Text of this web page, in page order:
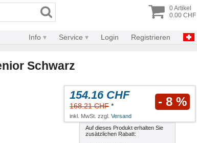
0 Artikel
0.00 CHF
Info Service Login Registrieren
Schwarz
154.16 CHF
168.21 CHF * - 8 %
inkl. MwSt. zzgl. Versand
Auf dieses Produkt erhalten Sie
zusätzlichen Rabatt: